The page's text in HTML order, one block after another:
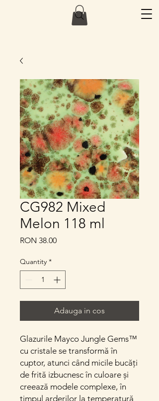
CG982 Mixed
Melon 118 ml
RON 38.00Price
Quantity *
Adauga in cos
Glazurile Mayco Jungle Gems™
cu cristale se transformă în
cuptor, atunci când micile bucăți
de frită izbucnesc în culoare și
creează modele complexe, în
timpul arderilor la temperatură